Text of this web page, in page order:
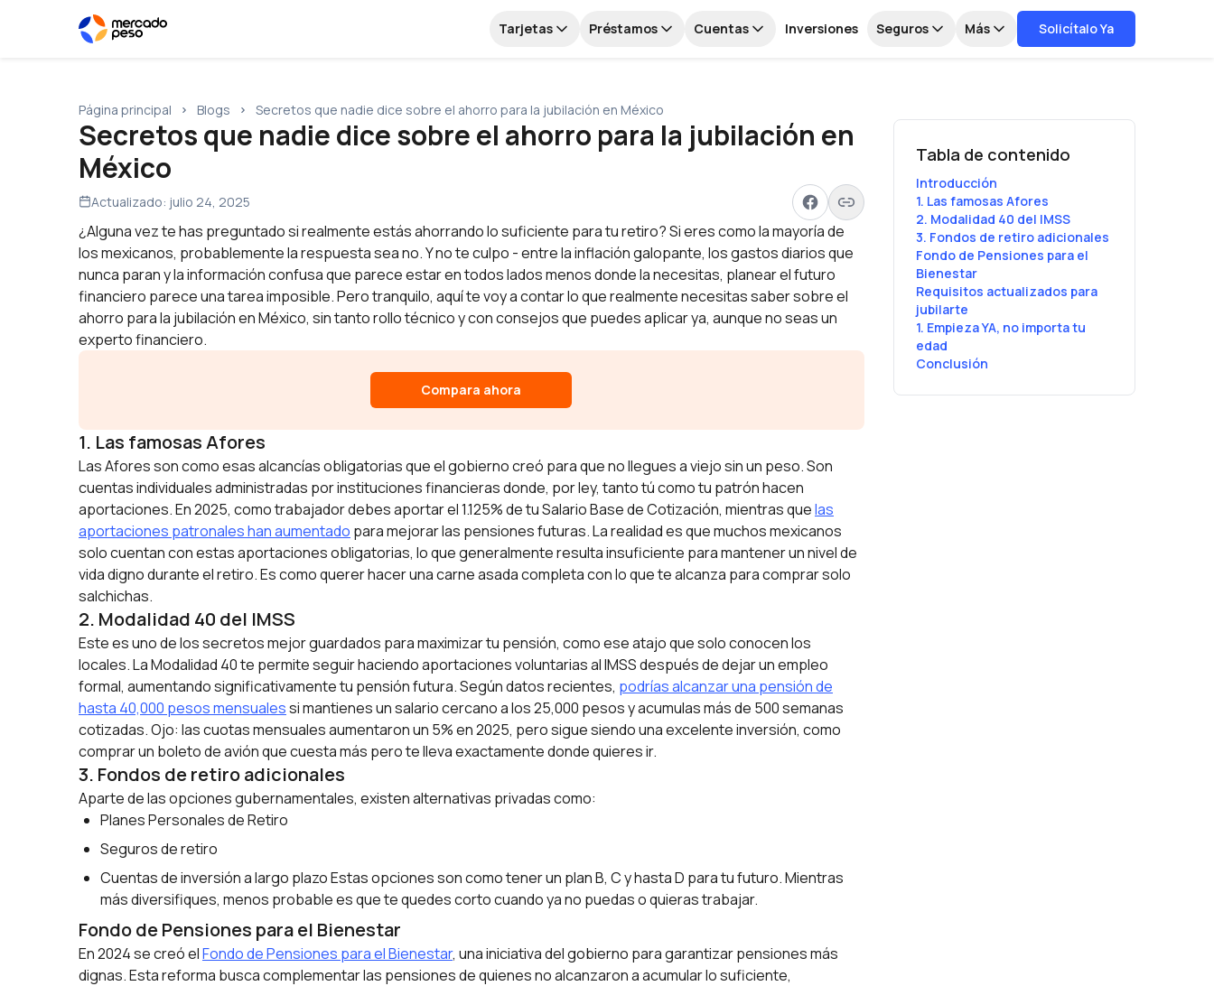
Tarjetas Préstamos Cuentas Inversiones Seguros Más Solicítalo Ya
Página principal Blogs Secretos que nadie dice sobre el ahorro para la jubilación en México
Tabla de contenido
Introducción
1. Las famosas Afores
2. Modalidad 40 del IMSS
3. Fondos de retiro adicionales
Fondo de Pensiones para el
Bienestar
Requisitos actualizados para
jubilarte
1. Empieza YA, no importa tu
edad
Conclusión
Secretos que nadie dice sobre el ahorro para la jubilación en
México
Actualizado: julio 24, 2025
¿Alguna vez te has preguntado si realmente estás ahorrando lo suficiente para tu retiro? Si eres como la mayoría de
los mexicanos, probablemente la respuesta sea no. Y no te culpo - entre la inflación galopante, los gastos diarios que
nunca paran y la información confusa que parece estar en todos lados menos donde la necesitas, planear el futuro
financiero parece una tarea imposible. Pero tranquilo, aquí te voy a contar lo que realmente necesitas saber sobre el
ahorro para la jubilación en México, sin tanto rollo técnico y con consejos que puedes aplicar ya, aunque no seas un
experto financiero.
Compara ahora
1. Las famosas Afores
Las Afores son como esas alcancías obligatorias que el gobierno creó para que no llegues a viejo sin un peso. Son
cuentas individuales administradas por instituciones financieras donde, por ley, tanto tú como tu patrón hacen
aportaciones. En 2025, como trabajador debes aportar el 1.125% de tu Salario Base de Cotización, mientras quelas
aportaciones patronales han aumentado para mejorar las pensiones futuras. La realidad es que muchos mexicanos
solo cuentan con estas aportaciones obligatorias, lo que generalmente resulta insuficiente para mantener un nivel de
vida digno durante el retiro. Es como querer hacer una carne asada completa con lo que te alcanza para comprar solo
salchichas.
2. Modalidad 40 del IMSS
Este es uno de los secretos mejor guardados para maximizar tu pensión, como ese atajo que solo conocen los
locales. La Modalidad 40 te permite seguir haciendo aportaciones voluntarias al IMSS después de dejar un empleo
formal, aumentando significativamente tu pensión futura. Según datos recientes, podrías alcanzar una pensión de
hasta 40,000 pesos mensualessi mantienes un salario cercano a los 25,000 pesos y acumulas más de 500 semanas
cotizadas. Ojo: las cuotas mensuales aumentaron un 5% en 2025, pero sigue siendo una excelente inversión, como
comprar un boleto de avión que cuesta más pero te lleva exactamente donde quieres ir.
3. Fondos de retiro adicionales
Aparte de las opciones gubernamentales, existen alternativas privadas como:
Planes Personales de Retiro
Seguros de retiro
Cuentas de inversión a largo plazo Estas opciones son como tener un plan B, C y hasta D para tu futuro. Mientras
más diversifiques, menos probable es que te quedes corto cuando ya no puedas o quieras trabajar.
Fondo de Pensiones para el Bienestar
En 2024 se creó elFondo de Pensiones para el Bienestar, una iniciativa del gobierno para garantizar pensiones más
dignas. Esta reforma busca complementar las pensiones de quienes no alcanzaron a acumular lo suficiente,